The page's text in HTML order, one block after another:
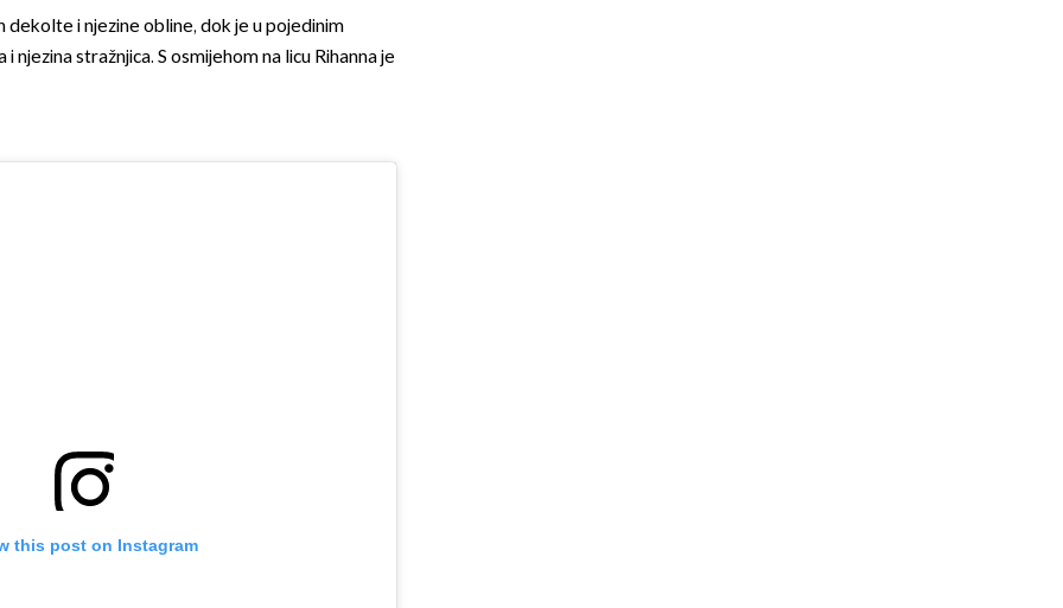
dekolte i njezine obline, dok je u pojedinim
njezina stražnjica. S osmijehom na licu Rihanna je
this post on Instagram